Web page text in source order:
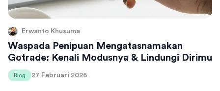
Erwanto Khusuma
Waspada Penipuan Mengatasnamakan
Gotrade: Kenali Modusnya & Lindungi Dirimu
Blog 27 Februari 2026